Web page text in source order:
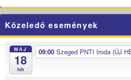
Közeledő események
MÁJ
18
hét
09:00 Szeged PNTI Iroda (ÚJ